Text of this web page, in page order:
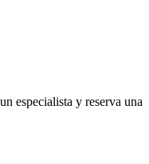
especialista y reserva una